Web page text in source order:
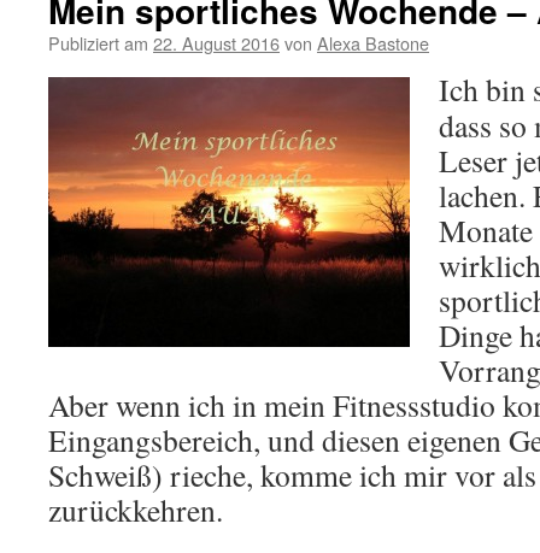
Mein sportliches Wochende –
Publiziert am 22. August 2016von Alexa Bastone
Ich bin
dass
Leser
lachen.
Dinge
Aber wenn ich in mein Fitnessstudio
Eingangsbereich, und diesen eigenen
Schweiß) rieche, komme ich mir vor
zurückkehren.